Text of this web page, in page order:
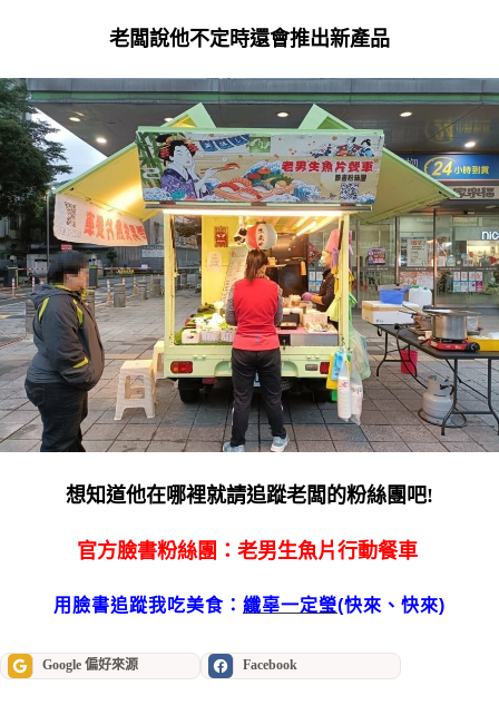
老闆說他不定時還會推出新產品
想知道他在哪裡就請追蹤老闆的粉絲團吧!
官方臉書粉絲團： 老男生魚片行動餐車
用臉書追蹤我吃美食： 纖辜一定瑩(快來、快來)
Google 偏好來源 Facebook